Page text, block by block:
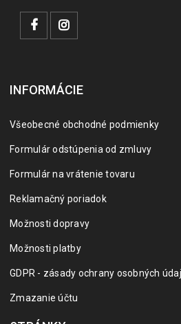
INFORMÁCIE
Všeobecné obchodné podmienky
Formulár odstúpenia od zmluvy
Formulár na vrátenie tovaru
Reklamačný poriadok
Možnosti dopravy
Možnosti platby
GDPR - zásady ochrany osobných
Zmazanie účtu